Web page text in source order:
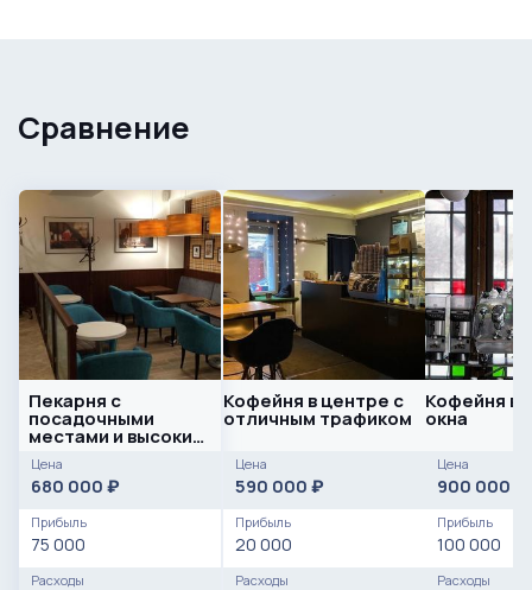
Сравнение
Пекарня с
посадочными
местами и высоким
трафиком
Цена
680 000 ₽
Прибыль
75 000
Расходы
Кофейня в центре с
отличным трафиком
Цена
590 000 ₽
Прибыль
20 000
Расходы
Кофейня
окна
Цена
900 000
Прибыль
100 000
Расходы